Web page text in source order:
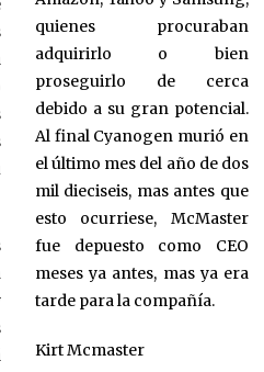
quienes procuraban
adquirirlo o bien
proseguirlo de cerca
debido a su gran potencial.
Al final Cyanogen murió en
el último mes del año de dos
mil dieciseis, mas antes que
esto ocurriese, McMaster
fue depuesto como CEO
meses ya antes, mas ya era
tarde para la compañía.
Kirt Mcmaster